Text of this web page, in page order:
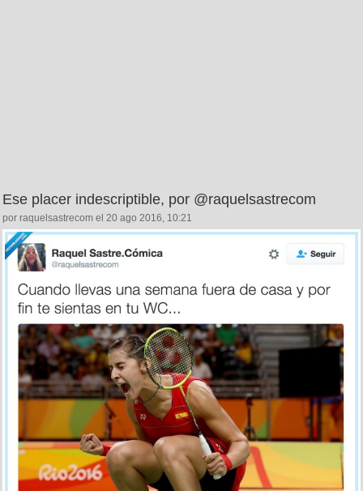
Ese placer indescriptible, por @raquelsastrecom
por raquelsastrecom el 20 ago 2016, 10:21